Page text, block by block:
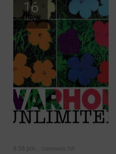
16
NOV
6:58 pm Comments Off